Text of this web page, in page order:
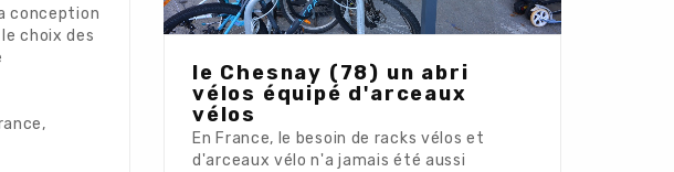
conception
choix des
le Chesnay (78) un abri
vélos équipé d'arceaux
vélos
En France, le besoin de racks vélos et
d'arceaux vélo n'a jamais été aussi